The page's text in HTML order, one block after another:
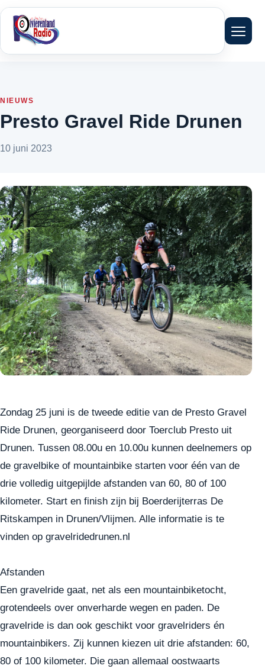
Menu
NIEUWS
Presto Gravel Ride Drunen
10 juni 2023
Zondag 25 juni is de tweede editie van de Presto Gravel
Ride Drunen, georganiseerd door Toerclub Presto uit
Drunen. Tussen 08.00u en 10.00u kunnen deelnemers op
de gravelbike of mountainbike starten voor één van de
drie volledig uitgepijlde afstanden van 60, 80 of 100
kilometer. Start en finish zijn bij Boerderijterras De
Ritskampen in Drunen/Vlijmen. Alle informatie is te
vinden op gravelridedrunen.nl
Afstanden
Een gravelride gaat, net als een mountainbiketocht,
grotendeels over onverharde wegen en paden. De
gravelride is dan ook geschikt voor gravelriders én
mountainbikers. Zij kunnen kiezen uit drie afstanden: 60,
80 of 100 kilometer. Die gaan allemaal oostwaarts